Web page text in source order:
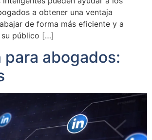
a obtener una ventaja
de forma más eficiente y a
público […]
para abogados: